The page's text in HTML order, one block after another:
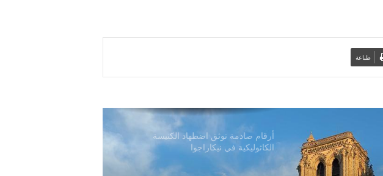
طباعة
الأرض المقدسة وساعدوا في تعزيز الحوار
بطريركا الأقباط الكاثوليك والروم الكاثوليك
أرقام صادمة توثق اضطهاد الكنيسة
الكاثوليكية في نيكاراجوا